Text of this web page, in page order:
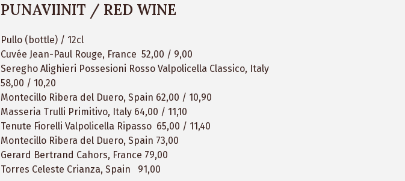
PUNAVIINIT / RED WINE
Pullo (bottle) / 12cl
Cuvée Jean-Paul Rouge, France 52,00 / 9,00
Seregho Alighieri Possesioni Rosso Valpolicella Classico, Italy
58,00 / 10,20
Montecillo Ribera del Duero, Spain 62,00 / 10,90
Masseria Trulli Primitivo, Italy 64,00 / 11,10
Tenute Fiorelli Valpolicella Ripasso 65,00 / 11,40
Montecillo Ribera del Duero, Spain 73,00
Gerard Bertrand Cahors, France 79,00
Torres Celeste Crianza, Spain 91,00